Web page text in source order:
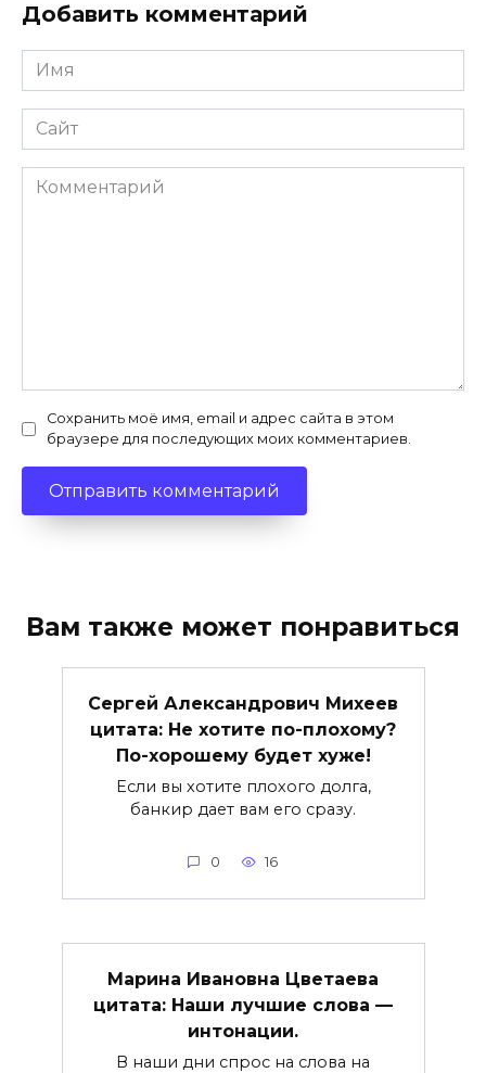
Добавить комментарий
Имя
*
Сайт
Комментарий
Сохранить моё имя, email и адрес сайта в этом
браузере для последующих моих комментариев.
Вам также может понравиться
Сергей Александрович Михеев
цитата: Не хотите по-плохому?
По-хорошему будет хуже!
Если вы хотите плохого долга,
банкир дает вам его сразу.
0 16
Марина Ивановна Цветаева
цитата: Наши лучшие слова —
интонации.
В наши дни спрос на слова на